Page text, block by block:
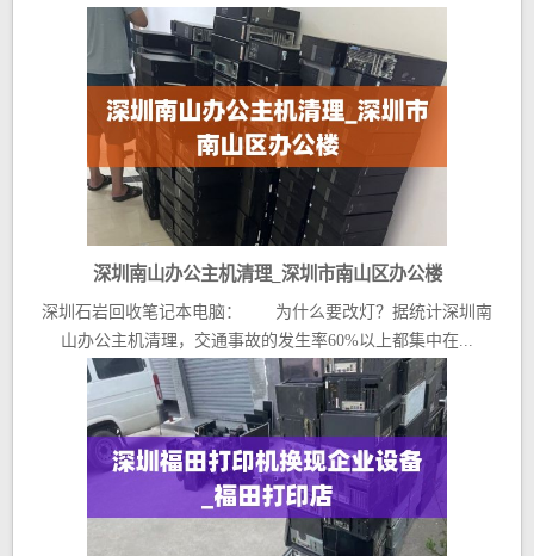
深圳南山办公主机清理_深圳市南山区办公楼
深圳石岩回收笔记本电脑： 为什么要改灯？据统计深圳南
山办公主机清理，交通事故的发生率60%以上都集中在...